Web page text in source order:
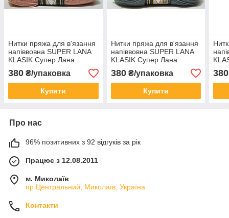
Нитки пряжа для в'язання
напіввовна SUPER LANA
KLASIK Супер Лана
Класик № 161 - суха
троянда
380 ₴/упаковка
Купити
Нитки пряжа для в'язання
напіввовна SUPER LANA
KLASIK Супер Лана
Класик № 87 - вугільно-
сірий
380₴/упаковка
Купити
380
Про нас
96% позитивних з 92 відгуків за рік
Працює з 12.08.2011
м. Миколаїв
пр.Центральний, Миколаїв, Україна
Контакти